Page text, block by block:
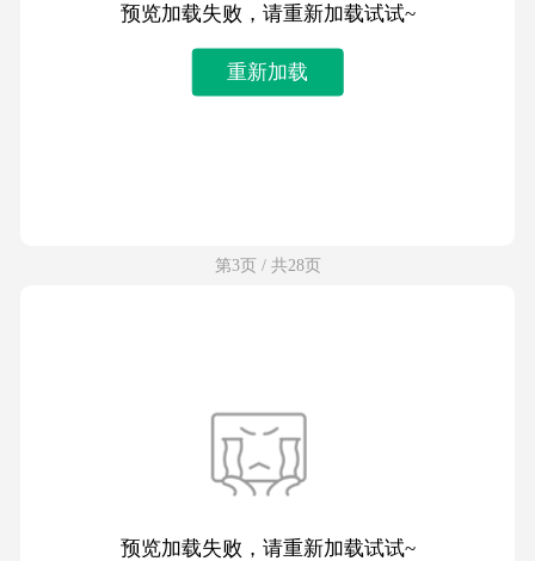
预览加载失败，请重新加载试试~
重新加载
第3页 / 共28页
预览加载失败，请重新加载试试~